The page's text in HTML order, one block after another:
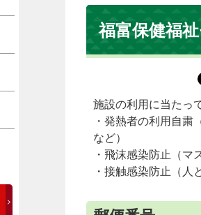
福富保健福
施設の利用に当たっ
・発熱者の利用自
など）
・飛沫感染防止（マ
・接触感染防止（人